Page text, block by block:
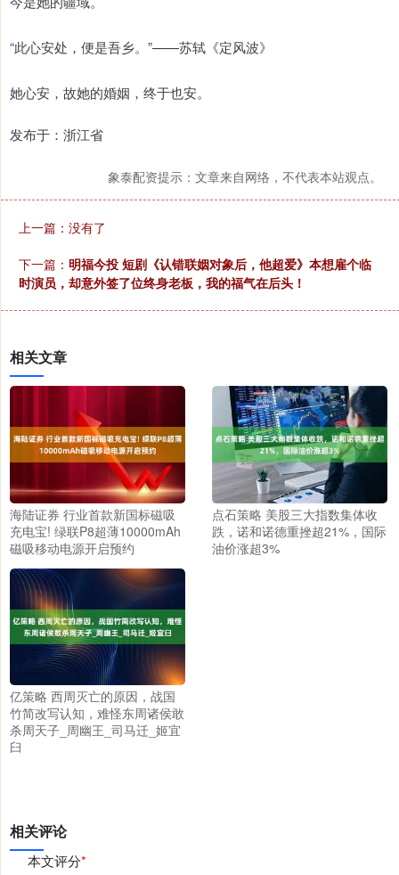
“此心安处，便是吾乡。”——苏轼《定风波》
她心安，故她的婚姻，终于也安。
发布于：浙江省
象泰配资提示：文章来自网络，不代表本站观点。
上一篇：没有了
下一篇： 明福今投 短剧《认错联姻对象后，他超爱》本想雇个临
时演员，却意外签了位终身老板，我的福气在后头！
相关文章
海陆证券 行业首款新国标磁吸
充电宝! 绿联P8超薄10000mAh
磁吸移动电源开启预约
点石策略 美股三大指数集体收
跌，诺和诺德重挫超21%，国际
油价涨超3%
亿策略 西周灭亡的原因，战国
竹简改写认知，难怪东周诸侯敢
杀周天子_周幽王_司马迁_姬宜
臼
相关评论
本文评分*